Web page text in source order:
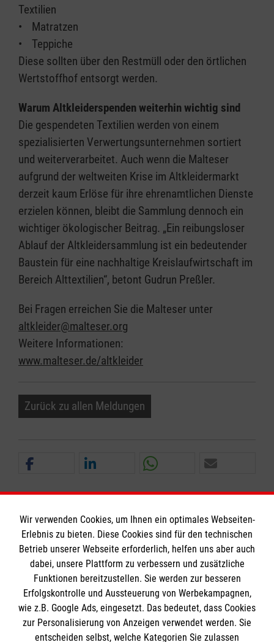
Textilien
• Matratzen
• Teppiche
Diese sollten über den Restmüll oder den örtlichen
Wertstoffhof entsorgt werden.
Warum Altkleiderspenden weiterhin wichtig sind
Die gespendeten Textilien werden von einem
spezialisierten Verwertungsunternehmen sortiert
und weiterverarbeitet. Auch wenn die Malteser
aufgrund der weltweiten Krise im Altkleidermarkt
derzeit kaum Erlöse für ihre ehrenamtlichen Dienste
erzielen können, bleibt die Sammlung dennoch ein
wichtiger ökologischer Beitrag. „Ein reibungsloser
Ablauf der Altkleidersammlung ist ein bedeutender
Baustein für eine nachhaltige Kreislaufwirtschaft im
Bereich Alttextilien“, betont Gudrun Preßler.
Bei Fragen erreichen Sie die Malteser unter
altkleider@malteser.org
Weitere Informationen:
www.malteser.de/altkleider
Zurück zu allen Meldungen
Informationen
Impressum
Datenschutz
Barrierefreiheit
Die Malteser
Wir verwenden Cookies, um Ihnen ein optimales Webseiten-
Erlebnis zu bieten. Diese Cookies sind für den technischen
Betrieb unserer Webseite erforderlich, helfen uns aber auch
dabei, unsere Plattform zu verbessern und zusätzliche
Funktionen bereitzustellen. Sie werden zur besseren
Erfolgskontrolle und Aussteuerung von Werbekampagnen,
wie z.B. Google Ads, eingesetzt. Das bedeutet, dass Cookies
zur Personalisierung von Anzeigen verwendet werden. Sie
entscheiden selbst, welche Kategorien Sie zulassen